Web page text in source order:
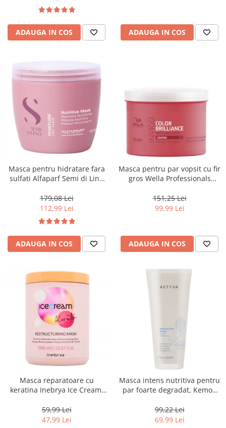
ADAUGA IN COS ADAUGA IN COS
Masca pentru hidratare fara
sulfati Alfaparf Semi di Lino
ml
179,08 Lei
112,99 Lei
ADAUGA IN COS
Masca pentru par vopsit cu fir
gros Wella Professionals
151,25 Lei
99,99 Lei
ADAUGA IN COS
Masca reparatoare cu
keratina Inebrya Ice Cream,
59,99 Lei
47,99 Lei
Masca intens nutritiva pentru
par foarte degradat, Kemon
ml
99,22 Lei
69,99 Lei